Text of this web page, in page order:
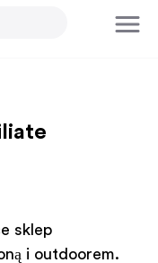
sklep
i outdoorem.